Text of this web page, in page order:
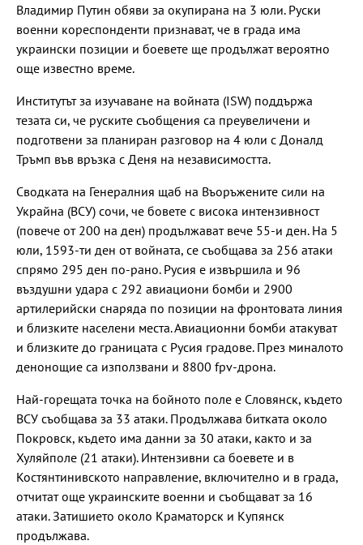
Владимир Путин обяви за окупирана на 3 юли. Руски
военни кореспонденти признават, че в града има
украински позиции и боевете ще продължат вероятно
още известно време.
Институтът за изучаване на войната (ISW) поддържа
тезата си, че руските съобщения са преувеличени и
подготвени за планиран разговор на 4 юли с Доналд
Тръмп във връзка с Деня на независимостта.
Сводката на Генералния щаб на Въоръжените сили на
Украйна (ВСУ) сочи, че бовете с висока интензивност
(повече от 200 на ден) продължават вече 55-и ден. На 5
юли, 1593-ти ден от войната, се съобщава за 256 атаки
спрямо 295 ден по-рано. Русия е извършила и 96
въздушни удара с 292 авиациони бомби и 2900
артилерийски снаряда по позиции на фронтовата линия
и близките населени места. Авиационни бомби атакуват
и близките до границата с Русия градове. През миналото
денонощие са използвани и 8800 fpv-дрона.
Най-горещата точка на бойното поле е Словянск, където
ВСУ съобщава за 33 атаки. Продължава битката около
Покровск, където има данни за 30 атаки, както и за
Хуляйполе (21 атаки). Интензивни са боевете и в
Костянтинивското направление, включително и в града,
отчитат още украинските военни и съобщават за 16
атаки. Затишието около Краматорск и Купянск
продължава.